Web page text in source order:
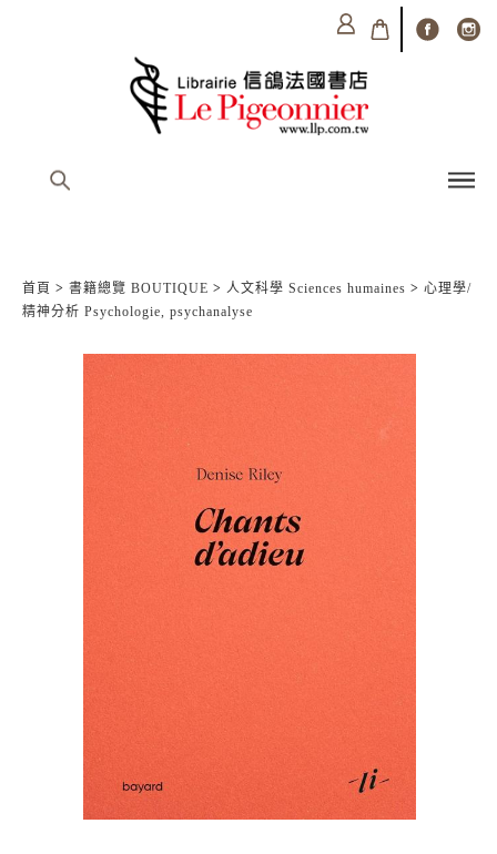
首頁 > 書籍總覽 BOUTIQUE > 人文科學 Sciences humaines > 心理學/
精神分析 Psychologie, psychanalyse